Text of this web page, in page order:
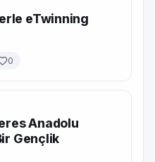
eTwinning
0
Anadolu
Gençlik